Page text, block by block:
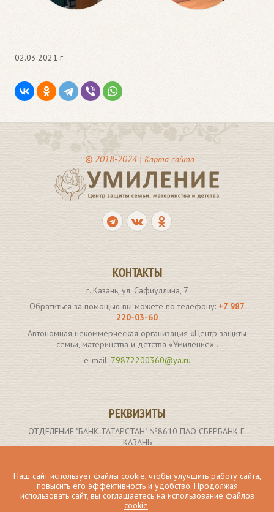
02.03.2021 г.
© 2018-2024 | Карта сайта
КОНТАКТЫ
г. Казань, ул. Сафиуллина, 7
Обратиться за помощью вы можете по телефону: +7 987
220-03-60
Автономная некоммерческая организация «Центр защиты
семьи, материнства и детства «Умиление» .
e-mail: 79872200360@ya.ru
РЕКВИЗИТЫ
ОТДЕЛЕНИЕ "БАНК ТАТАРСТАН" №8610 ПАО СБЕРБАНК Г.
КАЗАНЬ
ИНН получателя: 1659173261
БИК 049205603
кор.счет 30101810600000000603
Наш сайт использует файлы cookie, чтобы улучшить работу сайта,
повысить его эффективность и удобство. Продолжая
использовать сайт, вы соглашаетесь на использование файлов
cookie.